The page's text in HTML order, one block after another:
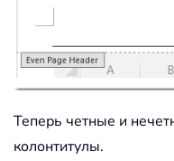
Теперь четные и
колонтитулы.